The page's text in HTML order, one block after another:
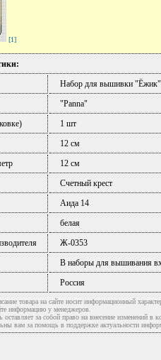
[1]
Набор для вышивки "Ёжик"
"Panna"
1 шт
12 см
12 см
Счетный крест
Аида 14
белая
Ж-0353
В наборы для вышивания
Россия
товара на сайте носит информационный
информацию у менеджеров.
за собой право на внесение изменений в
вам за помощь в поддержке актуальности